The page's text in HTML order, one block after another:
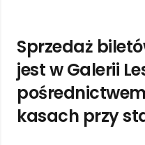
Sprzedaż
jest w Galerii
pośrednictwem
kasach przy